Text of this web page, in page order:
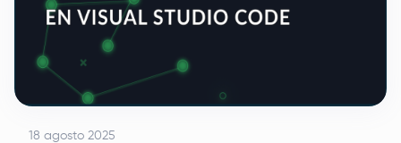
18 agosto 2025